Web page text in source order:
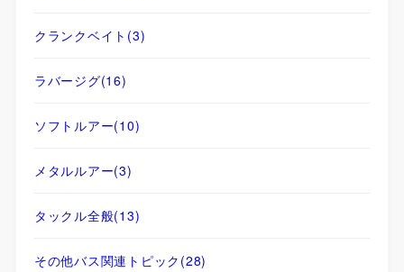
クランクベイト (3)
ラバージグ(16)
ソフトルアー(10)
メタルルアー(3)
タックル全般(13)
その他バス関連トピック (28)